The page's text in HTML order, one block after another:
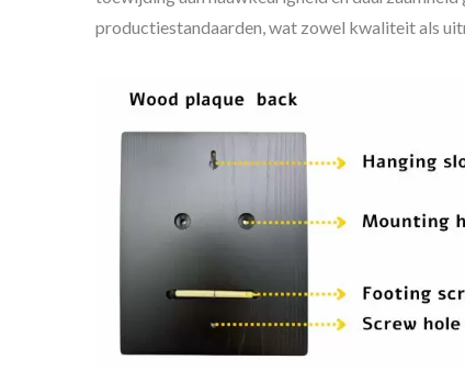
productiestandaarden, wat zowel kwaliteit als